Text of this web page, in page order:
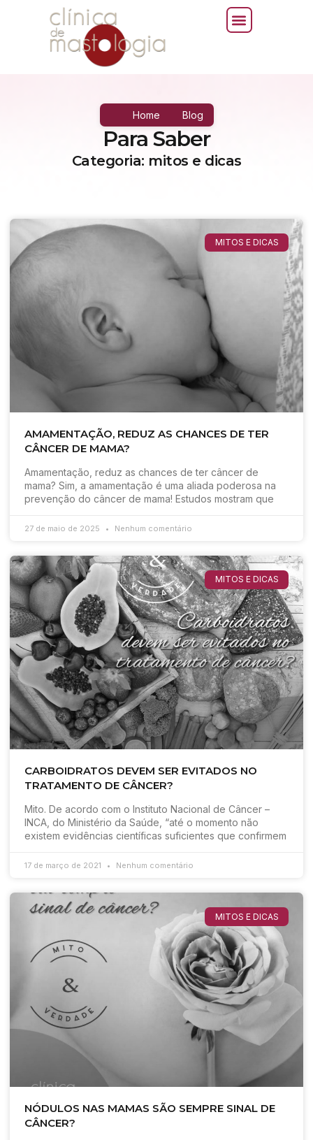
Home Blog
Para Saber
Categoria: mitos e dicas
MITOS E DICAS
AMAMENTAÇÃO, REDUZ AS CHANCES DE TER
CÂNCER DE MAMA?
Amamentação, reduz as chances de ter câncer de
mama? Sim, a amamentação é uma aliada poderosa na
prevenção do câncer de mama! Estudos mostram que
27 de maio de 2025 Nenhum comentário
MITOS E DICAS
CARBOIDRATOS DEVEM SER EVITADOS NO
TRATAMENTO DE CÂNCER?
Mito. De acordo com o Instituto Nacional de Câncer –
INCA, do Ministério da Saúde, “até o momento não
existem evidências científicas suficientes que confirmem
17 de março de 2021 Nenhum comentário
MITOS E DICAS
NÓDULOS NAS MAMAS SÃO SEMPRE SINAL DE
CÂNCER?